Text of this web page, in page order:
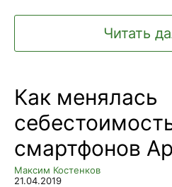
Читать
Как менялась
смартфонов
Максим Костенков
21.04.2019